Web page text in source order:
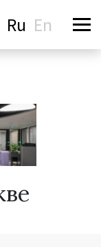
Ru En